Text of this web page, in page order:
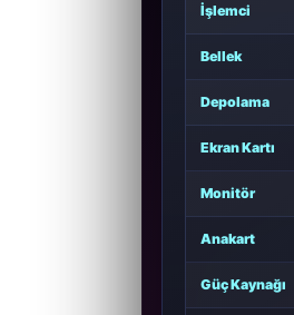
İşlemci
Bellek
Depolama
Ekran Kartı
Monitör
Anakart
Güç Kaynağı